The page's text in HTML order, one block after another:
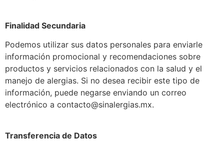
Finalidad Secundaria
Podemos utilizar sus datos personales para enviarle
información promocional y recomendaciones sobre
productos y servicios relacionados con la salud y el
manejo de alergias. Si no desea recibir este tipo de
información, puede negarse enviando un correo
electrónico a contacto@sinalergias.mx.
Transferencia de Datos